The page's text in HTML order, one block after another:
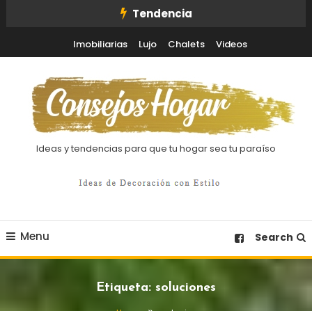
Tendencia
Imobiliarias Lujo Chalets Videos
Ideas y tendencias para que tu hogar sea tu paraíso
Menu Search
Etiqueta: soluciones